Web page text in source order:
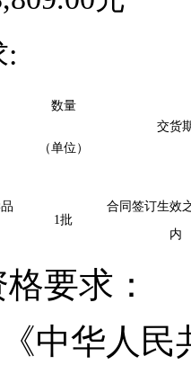
:
数量
（单位）
交货
1批
合同签订生效
内
要求：
中华人